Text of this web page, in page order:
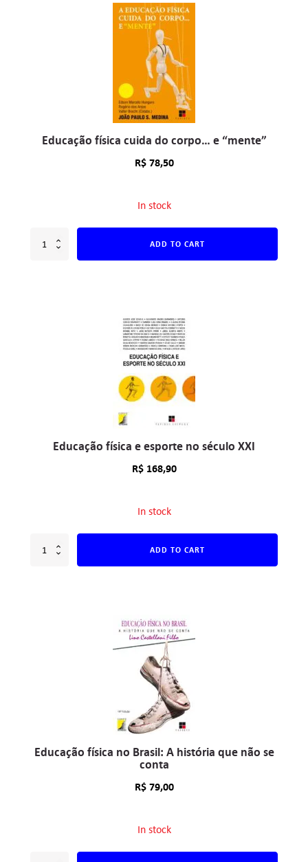
Educação física cuida do corpo… e “mente”
R$78,50
In stock
ADD TO CART
Educação física e esporte no século XXI
R$168,90
In stock
ADD TO CART
Educação física no Brasil: A história que não se
conta
R$79,00
In stock